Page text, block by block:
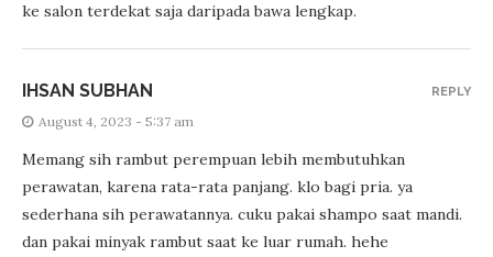
ke salon terdekat saja daripada bawa lengkap.
IHSAN SUBHAN
August 4, 2023 - 5:37 am
Memang sih rambut perempuan lebih membutuhkan
perawatan, karena rata-rata panjang. klo bagi pria. ya
sederhana sih perawatannya. cuku pakai shampo saat mandi.
dan pakai minyak rambut saat ke luar rumah. hehe
REPLY